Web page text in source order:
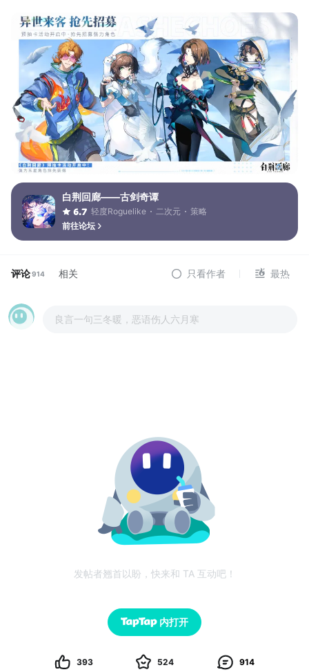
白荆回廊——古剑奇谭
6.7 轻度Roguelike 二次元
策略
前往论坛
评论914 相关 只看作者 最热
良言一句三冬暖，恶语伤人六月寒
发帖者翘首以盼，快来和 TA 互动吧！
393 524 914
内打开